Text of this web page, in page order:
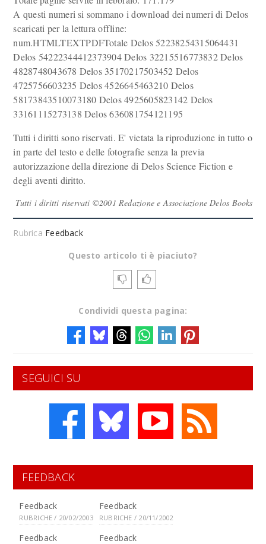
A questi numeri si sommano i download dei numeri di Delos
scaricati per la lettura offline:
num.HTMLTEXTPDFTotale Delos 52238254315064431
Delos 54222344412373904 Delos 32215516773832 Delos
4828748043678 Delos 35170217503452 Delos
4725756603235 Delos 4526645463210 Delos
58173843510073180 Delos 4925605823142 Delos
33161115273138 Delos 636081754121195
Tutti i diritti sono riservati. E' vietata la riproduzione in tutto o
in parte del testo e delle fotografie senza la previa
autorizzazione della direzione di Delos Science Fiction e
degli aventi diritto.
Tutti i diritti riservati ©2001 Redazione e Associazione Delos Books
Rubrica Feedback
Questo articolo ti è piaciuto?
Condividi questa pagina:
SEGUICI SU
FEEDBACK
Feedback
RUBRICHE / 20/02/2003
Feedback
RUBRICHE / 20/11/2002
Feedback Feedback